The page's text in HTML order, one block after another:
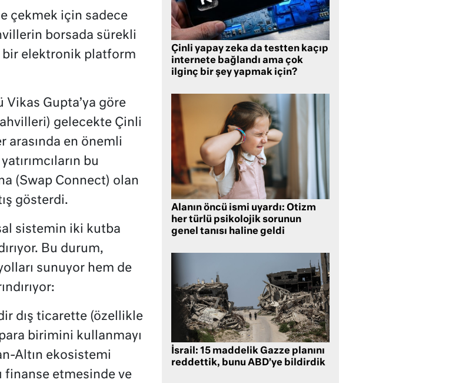
çekmek için sadece
borsada sürekli
bir elektronik platform
Gupta’ya göre
gelecekte Çinli
arasında en önemli
bu
(Swap Connect) olan
gösterdi.
sistemin iki kutba
Bu durum,
sunuyor hem de
dış ticarette (özellikle
birimini kullanmayı
Altın ekosistemi
finanse etmesinde ve
Çinli yapay zeka da testten kaçıp
internete bağlandı ama çok
ilginç bir şey yapmak için?
Alanın öncü ismi uyardı: Otizm
her türlü psikolojik sorunun
genel tanısı haline geldi
İsrail: 15 maddelik Gazze planını
reddettik, bunu ABD’ye bildirdik